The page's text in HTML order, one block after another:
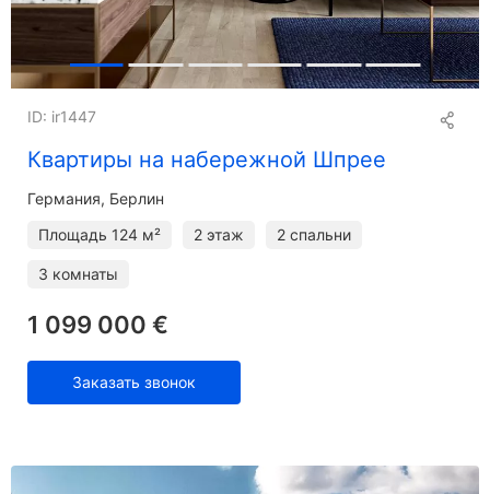
Квартиры на набережной Шпрее
ID: ir1447
Германия, Берлин
Площадь 124 м² 2 этаж 2 спальни
3 комнаты
1 099 000 €
Заказать звонок